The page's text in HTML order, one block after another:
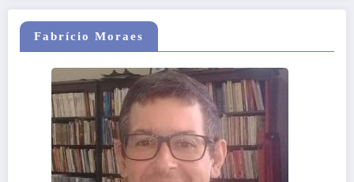
Fabrício Moraes